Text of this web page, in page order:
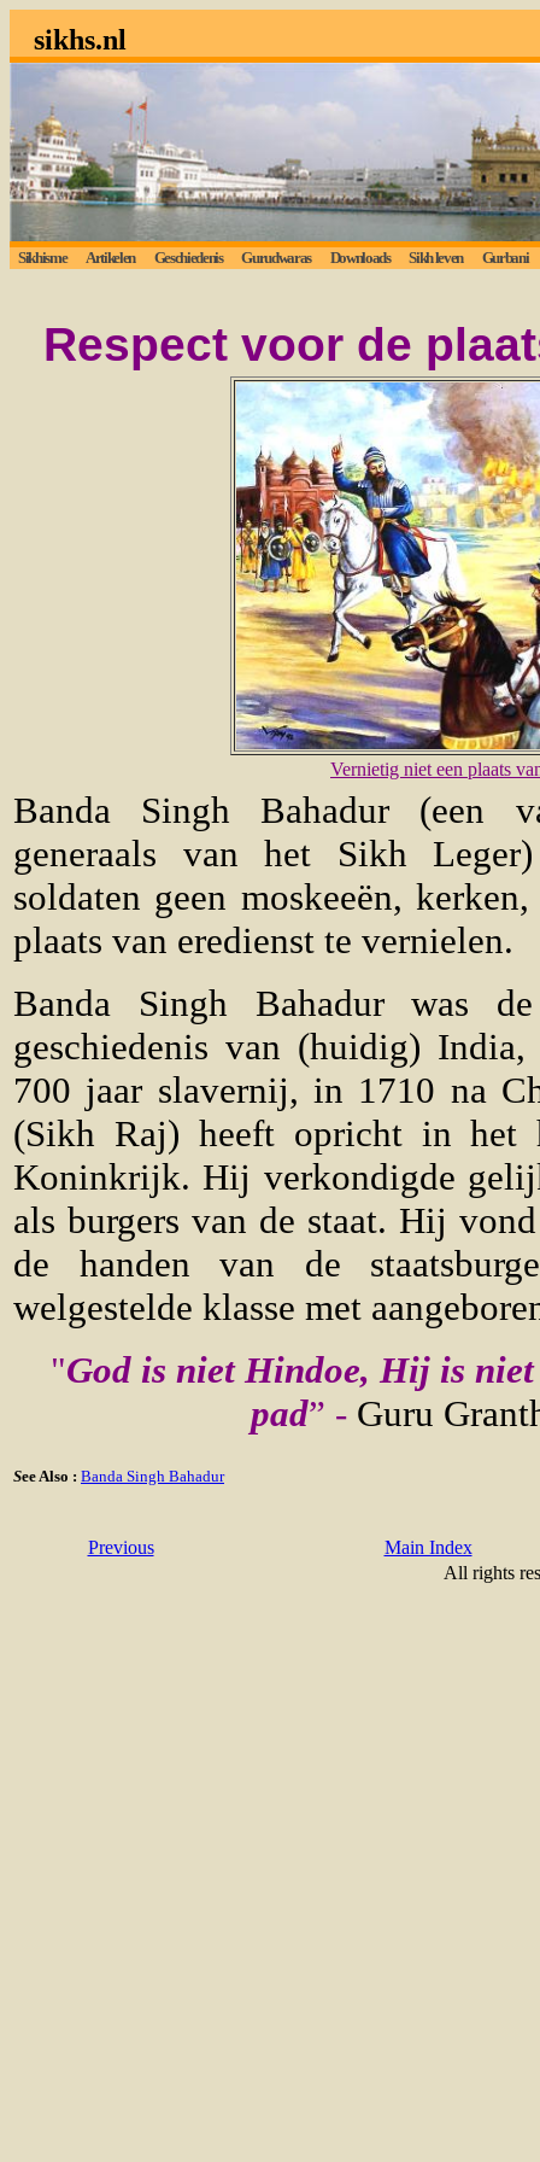
sikhs.nl
Sikhisme Artikelen Geschiedenis Gurudwaras Downloads Sikh leven Gurbani
Respect voor de
Vernietig niet een plaats
Banda Singh Bahadur (een
generaals van het Sikh
soldaten geen moskeeën,
plaats van eredienst te vernielen.
Banda Singh Bahadur was
geschiedenis van (huidig)
700 jaar slavernij, in 1710 na
(Sikh Raj) heeft opricht in het
Koninkrijk. Hij verkondigde
als burgers van de staat. Hij
de handen van de
welgestelde klasse met
"God is niet Hindoe, Hij is
pad” - Guru
See Also : Banda Singh Bahadur
Previous
Main Index
All rights